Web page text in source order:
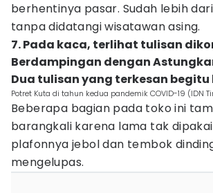
berhentinya pasar. Sudah lebih
tanpa didatangi wisatawan asing.
7. Pada kaca, terlihat tulisan
Berdampingan dengan
Dua tulisan yang terkesan
Potret Kuta di tahun kedua pandemik COVID-19 (IDN
Beberapa bagian pada toko ini
barangkali karena lama tak
plafonnya jebol dan tembok
mengelupas.